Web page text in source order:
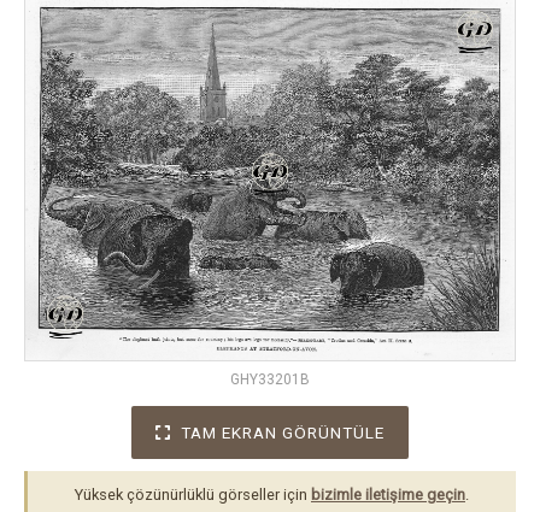
GHY33201B
TAM EKRAN GÖRÜNTÜLE
Yüksek çözünürlüklü görseller için bizimle iletişime geçin